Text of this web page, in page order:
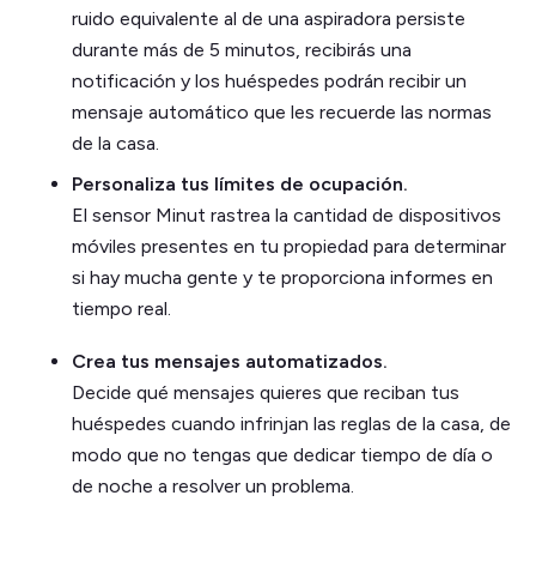
ruido equivalente al de una aspiradora persiste
durante más de 5 minutos, recibirás una
notificación y los huéspedes podrán recibir un
mensaje automático que les recuerde las normas
de la casa.
Personaliza tus límites de ocupación.
El sensor Minut rastrea la cantidad de dispositivos
móviles presentes en tu propiedad para determinar
si hay mucha gente y te proporciona informes en
tiempo real.
Crea tus mensajes automatizados.
Decide qué mensajes quieres que reciban tus
huéspedes cuando infrinjan las reglas de la casa, de
modo que no tengas que dedicar tiempo de día o
de noche a resolver un problema.